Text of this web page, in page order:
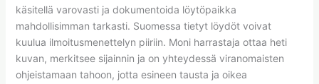
käsitellä varovasti ja dokumentoida löytöpaikka
mahdollisimman tarkasti. Suomessa tietyt löydöt voivat
kuulua ilmoitusmenettelyn piiriin. Moni harrastaja ottaa heti
kuvan, merkitsee sijainnin ja on yhteydessä viranomaisten
ohjeistamaan tahoon, jotta esineen tausta ja oikea